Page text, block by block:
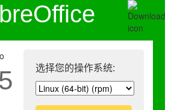
选择您的操作系统: